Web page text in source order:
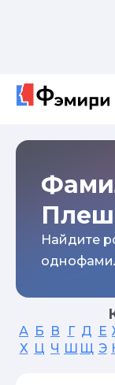
Найдите
А Б В Г Д Е
Х Ц Ч Ш Щ Э